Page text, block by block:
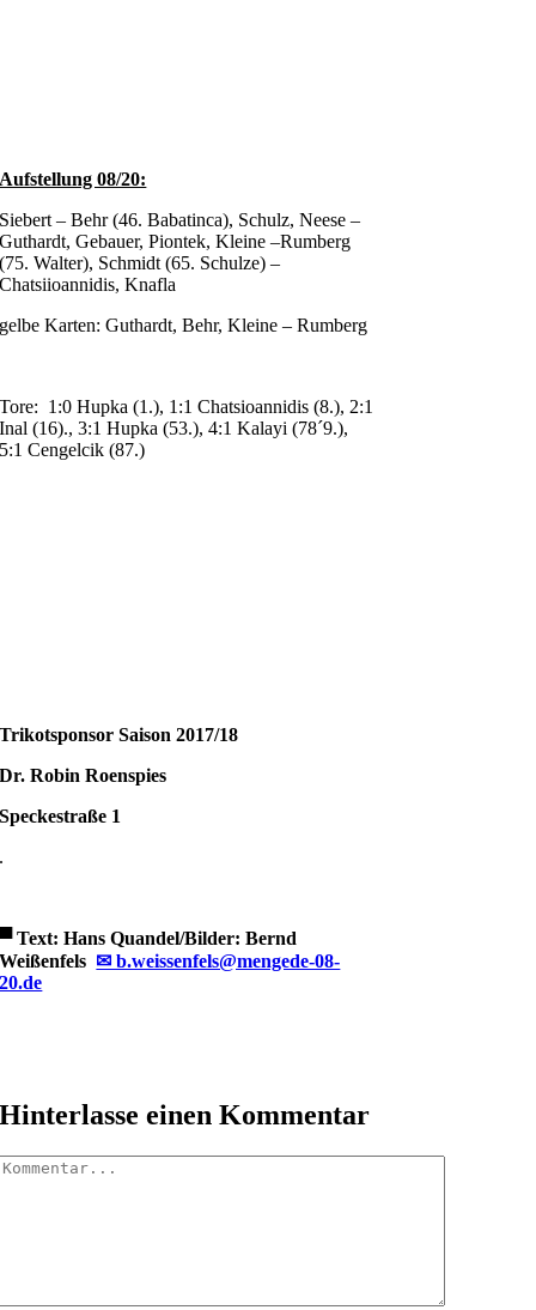
Aufstellung 08/20:
Siebert – Behr (46. Babatinca), Schulz, Neese –
Guthardt, Gebauer, Piontek, Kleine –Rumberg
(75. Walter), Schmidt (65. Schulze) –
Chatsiioannidis, Knafla
gelbe Karten: Guthardt, Behr, Kleine – Rumberg
Tore: 1:0 Hupka (1.), 1:1 Chatsioannidis (8.), 2:1
Inal (16)., 3:1 Hupka (53.), 4:1 Kalayi (78´9.),
5:1 Cengelcik (87.)
Trikotsponsor Saison 2017/18
Dr. Robin Roenspies
Speckestraße 1
.
▀Text: Hans Quandel/Bilder: Bernd
Weißenfels ✉ b.weissenfels@mengede-08-
20.de
Hinterlasse einen Kommentar